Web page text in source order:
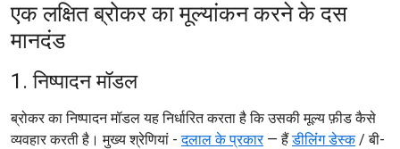
एक लक्षित ब्रोकर का मूल्यांकन करने के दस
मानदंड
1. निष्पादन मॉडल
ब्रोकर का निष्पादन मॉडल यह निर्धारित करता है कि उसकी मूल्य फ़ीड कैसे
व्यवहार करती है। मुख्य श्रेणियां -दलाल के प्रकार— हैंडील‍िंंग डेस्क/ बी-